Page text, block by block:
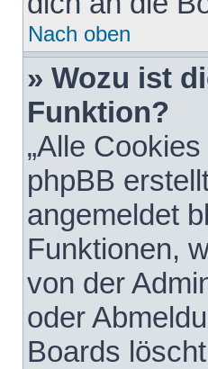
Nach oben
» Wozu ist
Funktion?
„Alle
phpBB
angemeldet
Funktionen,
von der
oder
Boards